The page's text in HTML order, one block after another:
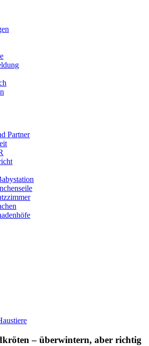
Partner
– überwintern, aber richtig